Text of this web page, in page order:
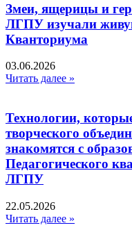
Змеи, ящерицы и
ЛГПУ изучали
Кванториума
03.06.2026
Читать далее »
Технологии,
творческого
знакомятся с
Педагогического
ЛГПУ
22.05.2026
Читать далее »